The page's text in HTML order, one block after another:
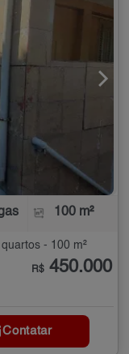
100 m²
- 100 m²
R$ 450.000
Contatar